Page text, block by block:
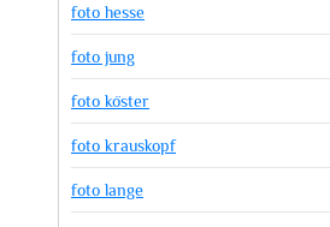
foto hesse
foto jung
foto köster
foto krauskopf
foto lange